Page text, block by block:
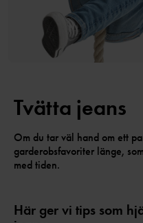
Tvätta jeans
Om du tar väl hand om ett
garderobsfavoriter länge,
med tiden.
Här ger vi tips som